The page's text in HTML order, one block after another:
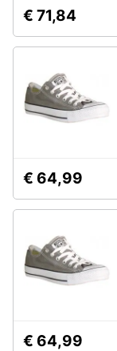
€ 71,84
€ 64,99
€ 64,99